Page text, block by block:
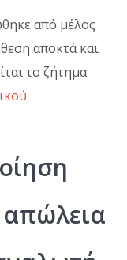
από μέλος
αποκτά και
το ζήτημα
απώλεια